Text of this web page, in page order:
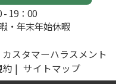
- 19：00
・年末年始休暇
スタマーハラスメント
約 サイトマップ